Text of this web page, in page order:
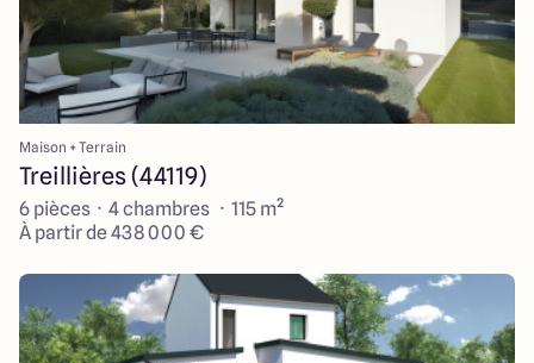
Maison + Terrain
Treillières (44119)
6 pièces · 4 chambres · 115 m²
À partir de 438 000 €